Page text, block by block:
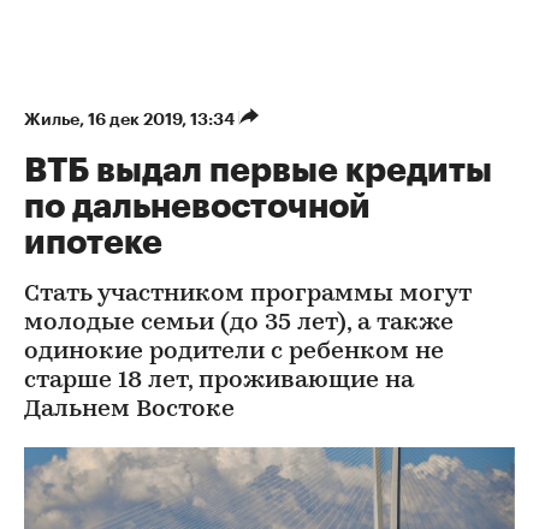
Жилье⁠, 16 дек 2019, 13:34
ВТБ выдал первые кредиты
по дальневосточной
ипотеке
Стать участником программы могут
молодые семьи (до 35 лет), а также
одинокие родители с ребенком не
старше 18 лет, проживающие на
Дальнем Востоке